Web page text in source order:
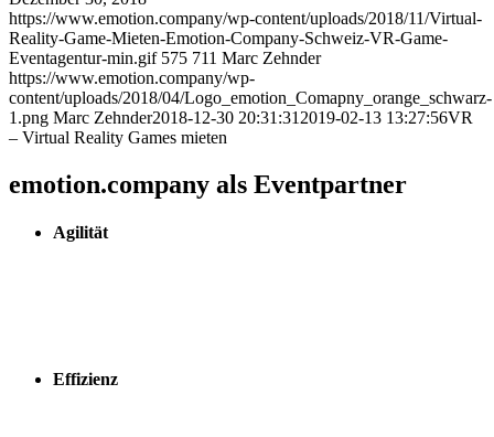
https://www.emotion.company/wp-content/uploads/2018/11/Virtual-
Reality-Game-Mieten-Emotion-Company-Schweiz-VR-Game-
Eventagentur-min.gif 575 711 Marc Zehnder
https://www.emotion.company/wp-
content/uploads/2018/04/Logo_emotion_Comapny_orange_schwarz-
1.png Marc Zehnder2018-12-30 20:31:31 2019-02-13 13:27:56VR
– Virtual Reality Games mieten
emotion.company als Eventpartner
Agilität
Effizienz